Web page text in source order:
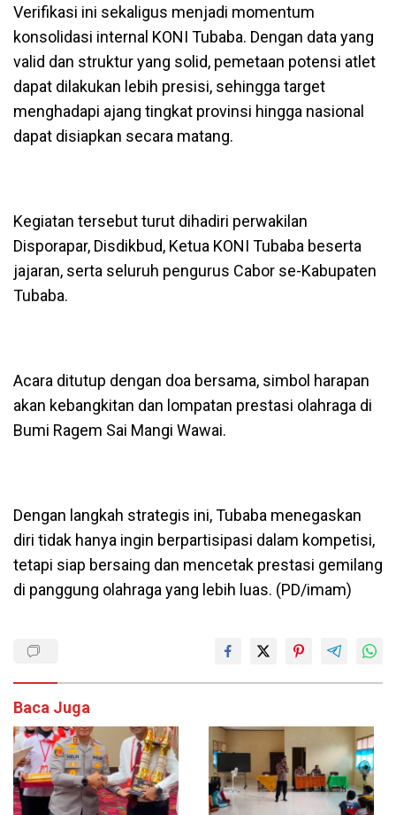
Verifikasi ini sekaligus menjadi momentum
konsolidasi internal KONI Tubaba. Dengan data yang
valid dan struktur yang solid, pemetaan potensi atlet
dapat dilakukan lebih presisi, sehingga target
menghadapi ajang tingkat provinsi hingga nasional
dapat disiapkan secara matang.
Kegiatan tersebut turut dihadiri perwakilan
Disporapar, Disdikbud, Ketua KONI Tubaba beserta
jajaran, serta seluruh pengurus Cabor se-Kabupaten
Tubaba.
Acara ditutup dengan doa bersama, simbol harapan
akan kebangkitan dan lompatan prestasi olahraga di
Bumi Ragem Sai Mangi Wawai.
Dengan langkah strategis ini, Tubaba menegaskan
diri tidak hanya ingin berpartisipasi dalam kompetisi,
tetapi siap bersaing dan mencetak prestasi gemilang
di panggung olahraga yang lebih luas. (PD/imam)
Baca Juga